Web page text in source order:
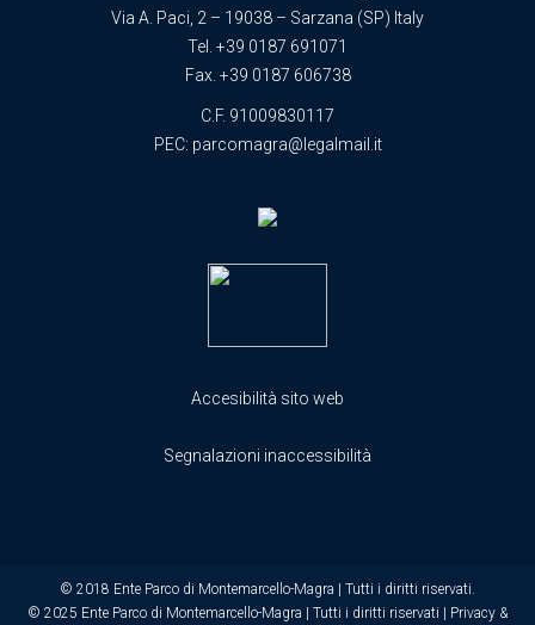
Via A. Paci, 2 – 19038 – Sarzana (SP) Italy
Tel. +39 0187 691071
Fax. +39 0187 606738
C.F. 91009830117
PEC: parcomagra@legalmail.it
Accesibilità sito web
Segnalazioni inaccessibilità
© 2018 Ente Parco di Montemarcello-Magra | Tutti i diritti riservati.
© 2025 Ente Parco di Montemarcello-Magra | Tutti i diritti riservati | Privacy &